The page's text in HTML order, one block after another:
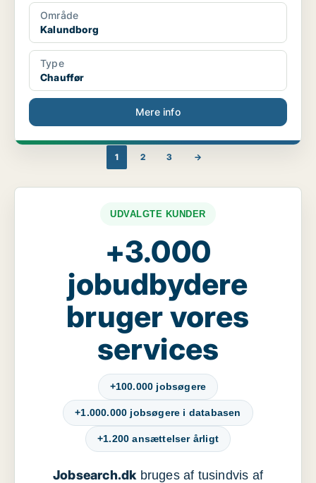
Område
Kalundborg
Type
Chauffør
Mere info
1 2 3 →
UDVALGTE KUNDER
+3.000
jobudbydere
bruger vores
services
+100.000 jobsøgere
+1.000.000 jobsøgere i databasen
+1.200 ansættelser årligt
Jobsearch.dkbruges af tusindvis af